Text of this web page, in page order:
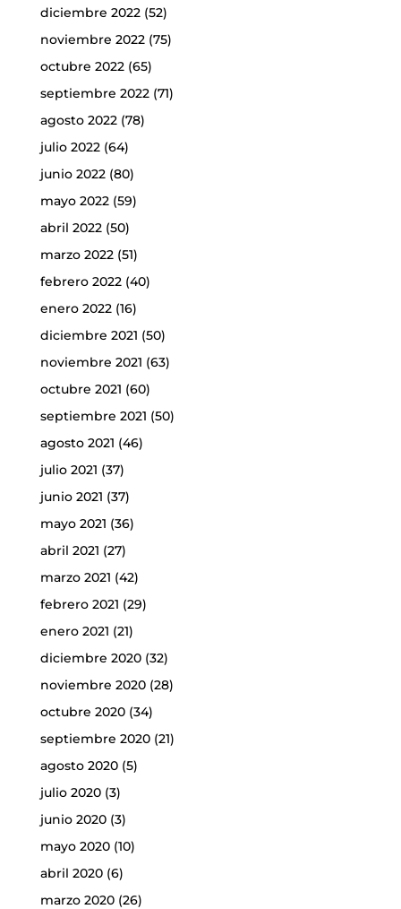
diciembre 2022(52)
noviembre 2022(75)
octubre 2022(65)
septiembre 2022(71)
agosto 2022(78)
julio 2022(64)
junio 2022(80)
mayo 2022(59)
abril 2022(50)
marzo 2022(51)
febrero 2022(40)
enero 2022(16)
diciembre 2021 (50)
noviembre 2021 (63)
octubre 2021 (60)
septiembre 2021 (50)
agosto 2021 (46)
julio 2021 (37)
junio 2021 (37)
mayo 2021 (36)
abril 2021 (27)
marzo 2021 (42)
febrero 2021 (29)
enero 2021 (21)
diciembre 2020(32)
noviembre 2020(28)
octubre 2020(34)
septiembre 2020(21)
agosto 2020(5)
julio 2020(3)
junio 2020(3)
mayo 2020(10)
abril 2020(6)
marzo 2020(26)